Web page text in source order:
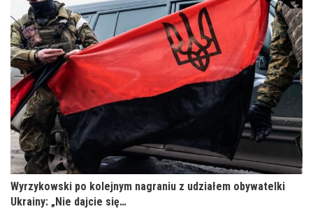
Wyrzykowski po kolejnym nagraniu z udziałem obywatelki
Ukrainy: „Nie dajcie się…